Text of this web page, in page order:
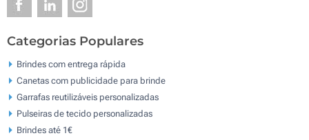
Categorias Populares
Brindes com entrega rápida
Canetas com publicidade para brinde
Garrafas reutilizáveis personalizadas
Pulseiras de tecido personalizadas
Brindes até 1€